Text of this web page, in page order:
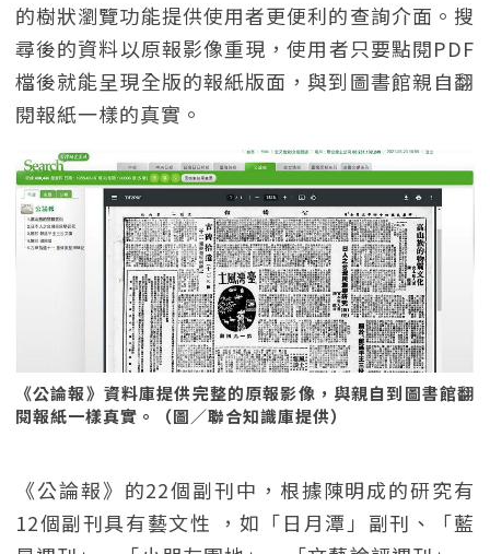
的樹狀瀏覽功能提供使用者更便利的查詢介面。搜
尋後的資料以原報影像重現，使用者只要點閱PDF
檔後就能呈現全版的報紙版面，與到圖書館親自翻
閱報紙一樣的真實。
《公論報》資料庫提供完整的原報影像，與親自到圖書館翻
閱報紙一樣真實。（圖／聯合知識庫提供）
《公論報》的22個副刊中，根據陳明成的研究有
12個副刊具有藝文性 ，如「日月潭」副刊、「藍